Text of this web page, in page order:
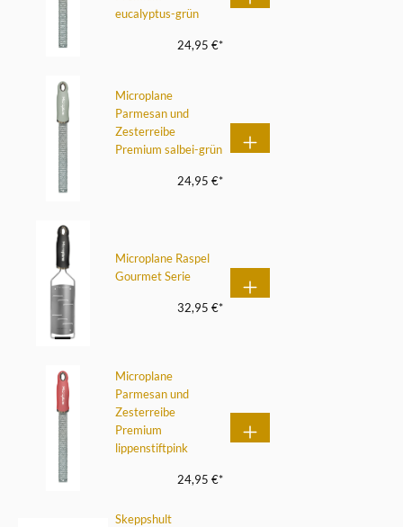
eucalyptus-grün
24,95 €*
Microplane
Parmesan und
Zesterreibe
Premium salbei-grün
24,95 €*
Microplane Raspel
Gourmet Serie
32,95 €*
Microplane
Parmesan und
Zesterreibe
Premium
lippenstiftpink
24,95 €*
Skeppshult